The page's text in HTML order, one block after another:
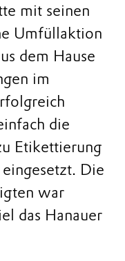
mit seinen
Umfüllaktion
dem Hause
im
die
Etikettierung
Die
war
das Hanauer